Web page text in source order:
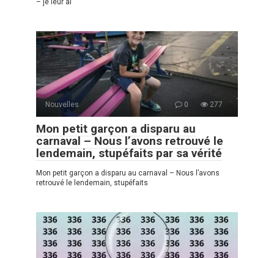
– je leur ai
Nouvelles 0 277
Mon petit garçon a disparu au
carnaval – Nous l’avons retrouvé le
lendemain, stupéfaits par sa vérité
Mon petit garçon a disparu au carnaval – Nous l’avons
retrouvé le lendemain, stupéfaits